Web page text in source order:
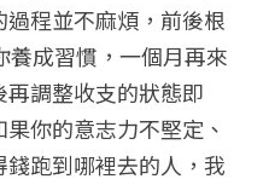
程並不麻煩，前後根
成習慣，一個月再來
調整收支的狀態即
你的意志力不堅定、
跑到哪裡去的人，我